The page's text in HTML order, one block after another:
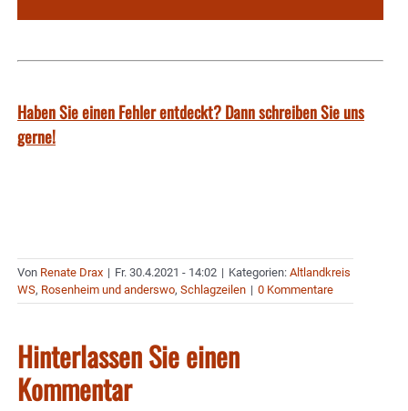
Haben Sie einen Fehler entdeckt? Dann schreiben Sie uns
gerne!
Von Renate Drax | Fr. 30.4.2021 - 14:02 | Kategorien: Altlandkreis
WS, Rosenheim und anderswo, Schlagzeilen | 0 Kommentare
Hinterlassen Sie einen
Kommentar